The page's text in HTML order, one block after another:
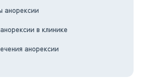
анорексии
в клинике
анорексии